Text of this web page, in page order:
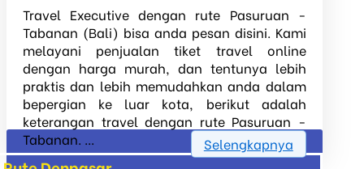
Travel Executive dengan rute Pasuruan -
Tabanan (Bali) bisa anda pesan disini. Kami
melayani penjualan tiket travel online
dengan harga murah, dan tentunya lebih
praktis dan lebih memudahkan anda dalam
bepergian ke luar kota, berikut adalah
keterangan travel dengan rute Pasuruan -
Tabanan. ...
Selengkapnya